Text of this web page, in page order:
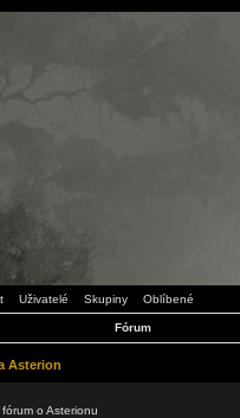
Uživatelé Skupiny Oblíbené
Fórum
Asterion
o Asterionu